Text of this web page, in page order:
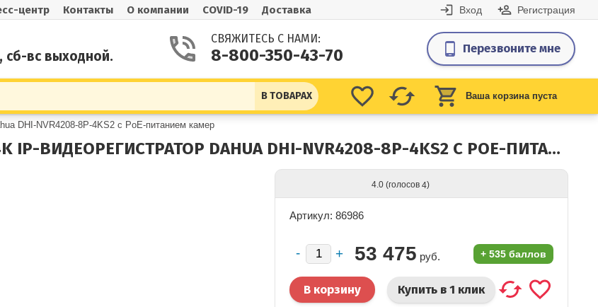
центр Контакты О компании COVID-19 Доставка Вход Регистрация
сб-вс выходной.
СВЯЖИТЕСЬ С НАМИ:
8-800-350-43-70 Перезвоните мне
Ваша корзина пуста
В ТОВАРАХ
DHI-NVR4208-8P-4KS2 с PoE-питанием камер
8-КАНАЛЬНЫЙ 4K IP-ВИДЕОРЕГИСТРАТОР DAHUA DHI-NVR4208-8P-4KS2 С POE-ПИТАНИЕМ КАМЕР
4.0 (голосов 4)
Артикул: 86986
53 475 руб. + 535 баллов
Купить в 1 клик